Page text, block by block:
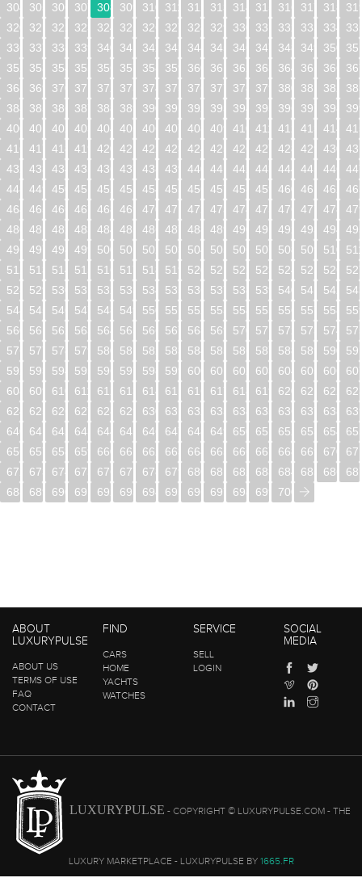
304
305 306 307 308 309 310 311 312 313 314 315 316 317 318
320
321 322 323 324 325 326 327 328 329 330 331 332 333 334
336
337 338 339 340 341 342 343 344 345 346 347 348 349 350
352
353 354 355 356 357 358 359 360 361 362 363 364 365 366
368
369 370 371 372 373 374 375 376 377 378 379 380 381 382
384
385 386 387 388 389 390 391 392 393 394 395 396 397 398
400
401 402 403 404 405 406 407 408 409 410 411 412 413 414
416
417 418 419 420 421 422 423 424 425 426 427 428 429 430
432
433 434 435 436 437 438 439 440 441 442 443 444 445 446
448
449 450 451 452 453 454 455 456 457 458 459 460 461 462
464
465 466 467 468 469 470 471 472 473 474 475 476 477 478
480
481 482 483 484 485 486 487 488 489 490 491 492 493 494
496
497 498 499 500 501 502 503 504 505 506 507 508 509 510
512
513 514 515 516 517 518 519 520 521 522 523 524 525 526
528
529 530 531 532 533 534 535 536 537 538 539 540 541 542
544
545 546 547 548 549 550 551 552 553 554 555 556 557 558
560
561 562 563 564 565 566 567 568 569 570 571 572 573 574
576
577 578 579 580 581 582 583 584 585 586 587 588 589 590
592
593 594 595 596 597 598 599 600 601 602 603 604 605 606
608
609 610 611 612 613 614 615 616 617 618 619 620 621 622
624
625 626 627 628 629 630 631 632 633 634 635 636 637 638
640
641 642 643 644 645 646 647 648 649 650 651 652 653 654
656
657 658 659 660 661 662 663 664 665 666 667 668 669 670
672
673 674 675 676 677 678 679 680 681 682 683 684 685 686
688
689 690 691 692 693 694 695 696 697 698 699 700
ABOUT
LUXURYPULSE
ABOUT US
TERMS OF USE
FAQ
CONTACT
FIND
CARS
HOME
YACHTS
WATCHES
SERVICE
SELL
LOGIN
SOCIAL
MEDIA
LUXURYPULSE - COPYRIGHT © LUXURYPULSE.COM - THE
LUXURY MARKETPLACE - LUXURYPULSE BY 1665.FR